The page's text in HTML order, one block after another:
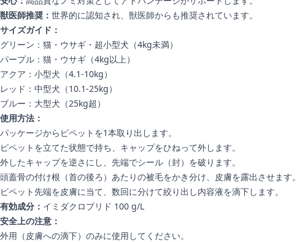
獣医師推奨： 世界的に認知され、獣医師からも推奨されています。
サイズガイド：
グリーン：猫・ウサギ・超小型犬（4kg未満）
パープル：猫・ウサギ（4kg以上）
アクア：小型犬（4.1-10kg）
レッド：中型犬（10.1-25kg）
ブルー：大型犬（25kg超）
使用方法：
パッケージからピペットを1本取り出します。
ピペットを立てた状態で持ち、キャップをひねって外します。
外したキャップを逆さにし、先端でシール（封）を破ります。
頭蓋骨の付け根（首の後ろ）あたりの被毛をかき分け、皮膚を露出させます。
ピペット先端を皮膚に当て、数回に分けて絞り出し内容液を滴下します。
有効成分： イミダクロプリド 100 g/L
安全上の注意：
外用（皮膚への滴下）のみに使用してください。